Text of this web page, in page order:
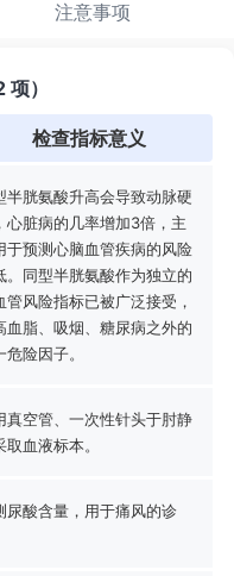
注意事项
）
检查指标意义
半胱氨酸升高会导致动脉硬
心脏病的几率增加3倍，主
于预测心脑血管疾病的风险
。同型半胱氨酸作为独立的
管风险指标已被广泛接受，
血脂、吸烟、糖尿病之外的
危险因子。
真空管、一次性针头于肘静
取血液标本。
尿酸含量，用于痛风的诊